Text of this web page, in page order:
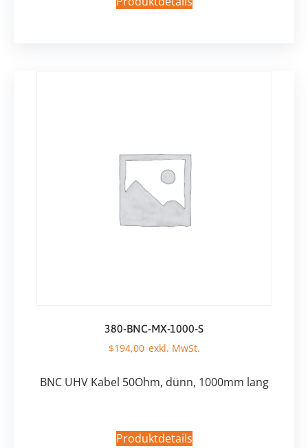
380-BNC-MX-1000-S
$194,00
BNC UHV Kabel 50Ohm, dünn, 1000mm lang
Produktdetails